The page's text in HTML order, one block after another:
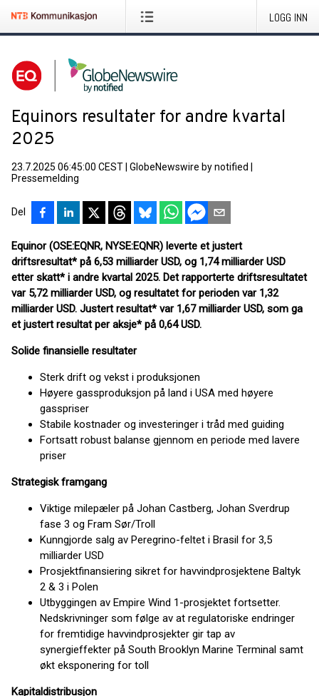
LOGG INN
Equinors resultater for andre kvartal
2025
23.7.2025 06:45:00 CEST GlobeNewswire by notified
Pressemelding
Del
Equinor (OSE:EQNR, NYSE:EQNR) leverte et justert
driftsresultat* på 6,53 milliarder USD, og 1,74 milliarder USD
etter skatt* i andre kvartal 2025. Det rapporterte driftsresultatet
var 5,72 milliarder USD, og resultatet for perioden var 1,32
milliarder USD. Justert resultat* var 1,67 milliarder USD, som ga
et justert resultat per aksje* på 0,64 USD.
Solide finansielle resultater
Sterk drift og vekst i produksjonen
Høyere gassproduksjon på land i USA med høyere
gasspriser
Stabile kostnader og investeringer i tråd med guiding
Fortsatt robust balanse gjennom en periode med lavere
priser
Strategisk framgang
Viktige milepæler på Johan Castberg, Johan Sverdrup
fase 3 og Fram Sør/Troll
Kunngjorde salg av Peregrino-feltet i Brasil for 3,5
milliarder USD
Prosjektfinansiering sikret for havvindprosjektene Baltyk
2 & 3 i Polen
Utbyggingen av Empire Wind 1-prosjektet fortsetter.
Nedskrivninger som følge av at regulatoriske endringer
for fremtidige havvindprosjekter gir tap av
synergieffekter på South Brooklyn Marine Terminal samt
økt eksponering for toll
Kapitaldistribusjon